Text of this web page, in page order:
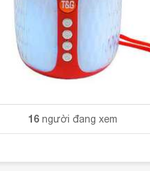
16 người đang xem